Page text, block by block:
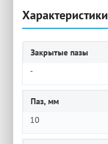
Характеристики
Закрытые пазы
-
Паз, мм
10